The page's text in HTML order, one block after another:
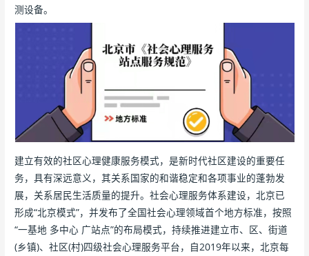
测设备。
建立有效的社区心理健康服务模式，是新时代社区建设的重要任
务，具有深远意义，其关系国家的和谐稳定和各项事业的蓬勃发
展，关系居民生活质量的提升。社会心理服务体系建设，北京已
形成“北京模式”，并发布了全国社会心理领域首个地方标准，按照
“一基地 多中心 广站点”的布局模式，持续推进建立市、区、街道
(乡镇)、社区(村)四级社会心理服务平台，自2019年以来，北京每